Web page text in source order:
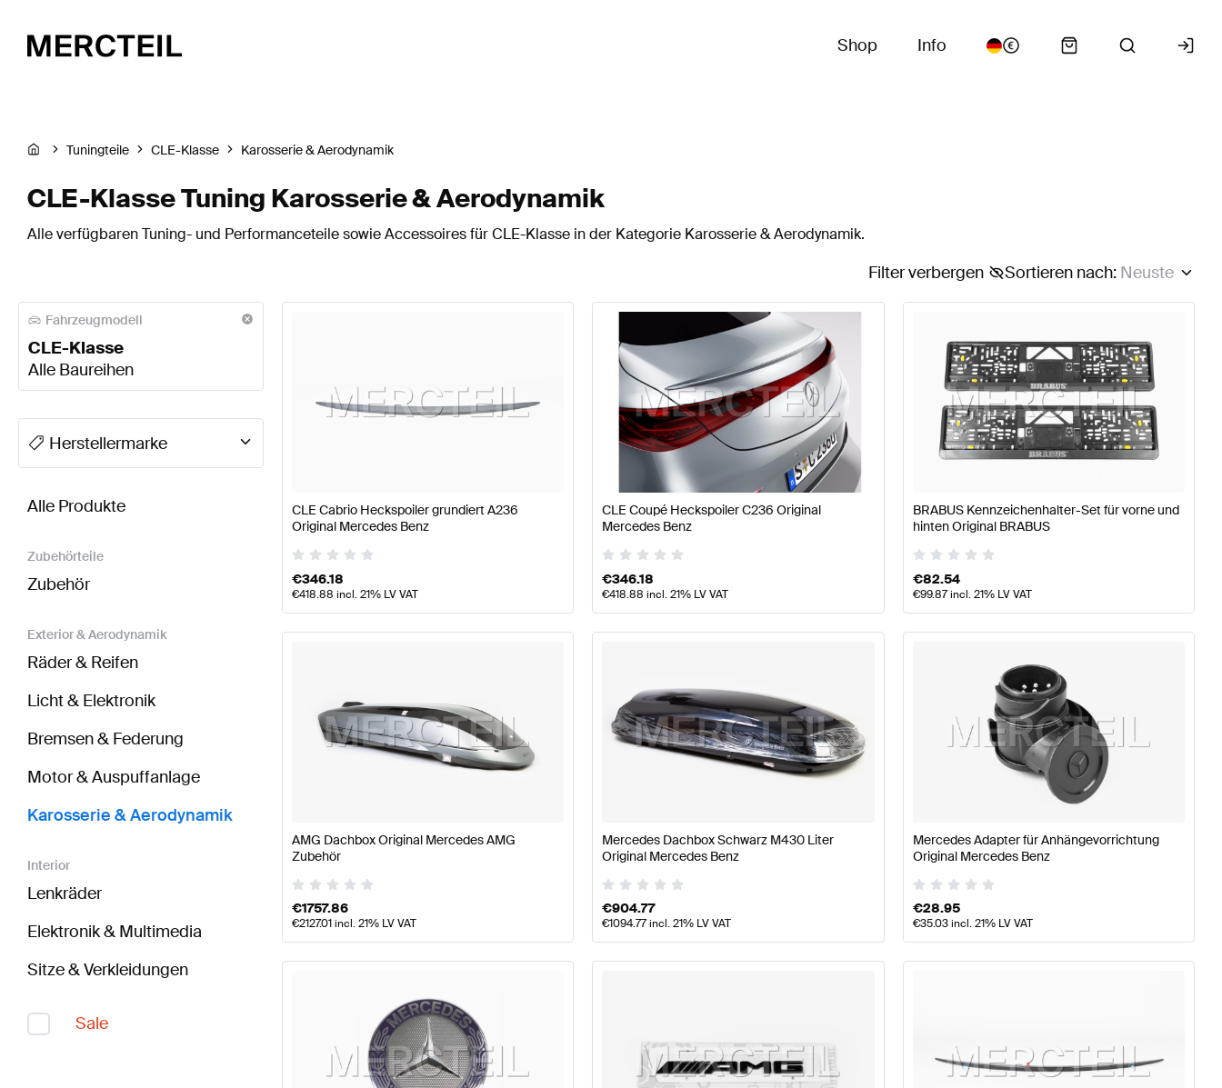
Shop Info
Tuningteile CLE-Klasse Karosserie & Aerodynamik
CLE-Klasse Tuning Karosserie & Aerodynamik
Alle verfügbaren Tuning- und Performanceteile sowie Accessoires für CLE-Klasse in der Kategorie Karosserie & Aerodynamik.
Sortieren nach: Neuste
Filter verbergen
Fahrzeugmodell
CLE-Klasse
Alle Baureihen
A-Klasse Tuning Karosserie & AerodynamikA-Klasse W177 Modellpflege Tuning Karosserie & AerodynamikA-Klasse W177 Tuning Karosserie & Aerodynamik
Herstellermarke
AMG CLE-Klasse Karosserie & Aerodynamik
Mercedes-Benz CLE-Klasse Karosserie & Aerodynamik
Alle Produkte
Zubehörteile
Zubehör
Exterior & Aerodynamik
Räder & Reifen
Licht & Elektronik
Bremsen & Federung
Motor & Auspuffanlage
Karosserie & Aerodynamik
Interior
Lenkräder
Elektronik & Multimedia
Sitze & Verkleidungen
Sale
CLE Cabrio Heckspoiler grundiert A236
Original Mercedes Benz
€346.18
€418.88 incl. 21% LV VAT
CLE Coupé Heckspoiler C236 Original
Mercedes Benz
€346.18
€418.88 incl. 21% LV VAT
BRABUS Kennzeichenhalter-Set für vorne und
hinten Original BRABUS
€82.54
€99.87incl. 21% LV VAT
AMG Dachbox Original Mercedes AMG
Zubehör
€1757.86
€2127.01incl. 21% LV VAT
Mercedes Dachbox Schwarz M430 Liter
Original Mercedes Benz
€904.77
€1094.77incl. 21% LV VAT
Mercedes Adapter für Anhängevorrichtung
Original Mercedes Benz
€28.95
€35.03incl. 21% LV VAT